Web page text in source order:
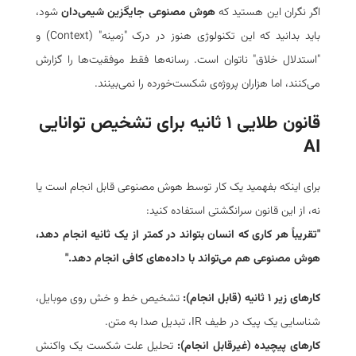
اگر نگران این هستید کههوش مصنوعی جایگزین شیمی‌دانشود،
باید بدانید که این تکنولوژی هنوز در درک "زمینه" (Context) و
"استدلال خلاق" ناتوان است. رسانه‌ها فقط موفقیت‌ها را گزارش
می‌کنند، اما هزاران پروژه‌ی شکست‌خورده را نمی‌بینند.
قانون طلایی ۱ ثانیه برای تشخیص توانایی
AI
برای اینکه بفهمید یک کار توسط هوش مصنوعی قابل انجام است یا
نه، از این قانون سرانگشتی استفاده کنید:
"تقریباً هر کاری که انسان بتواند در کمتر از یک ثانیه انجام دهد،
هوش مصنوعی هم می‌تواند با داده‌های کافی انجام دهد."
کارهای زیر ۱ ثانیه (قابل انجام):
تشخیص خط و خش روی موبایل،
شناسایی یک پیک در طیف IR، تبدیل صدا به متن.
کارهای پیچیده (غیرقابل انجام): تحلیل علت شکست یک واکنش